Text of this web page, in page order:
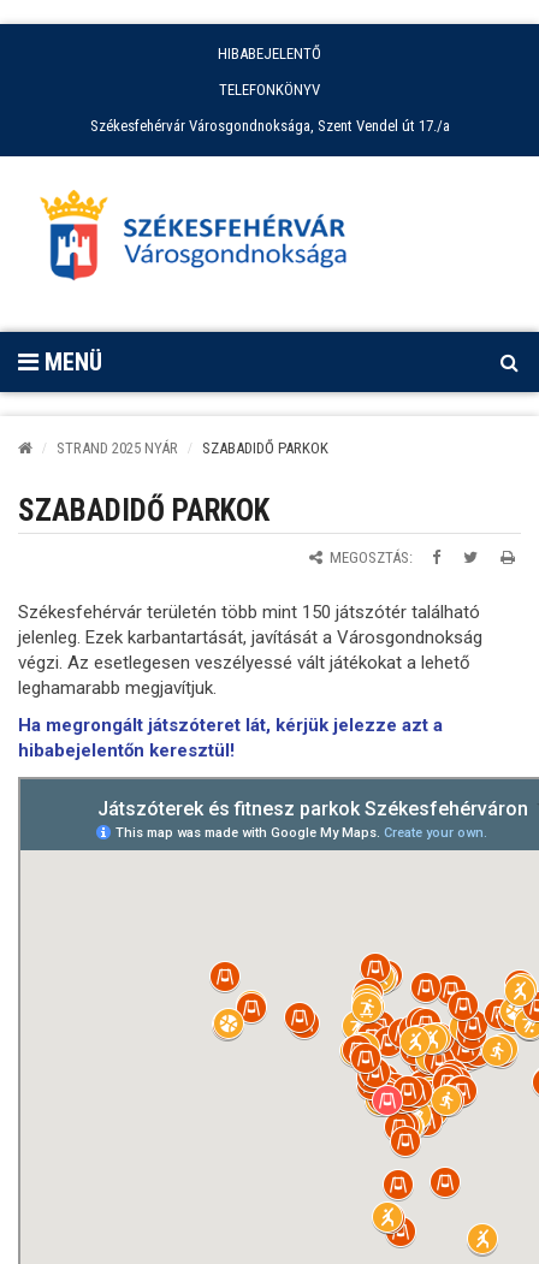
HIBABEJELENTŐ
TELEFONKÖNYV
Székesfehérvár Városgondnoksága, Szent Vendel út 17./a
MENÜ
STRAND 2025 NYÁR SZABADIDŐ PARKOK
SZABADIDŐ PARKOK
MEGOSZTÁS:
Székesfehérvár területén több mint 150 játszótér található
jelenleg. Ezek karbantartását, javítását a Városgondnokság
végzi. Az esetlegesen veszélyessé vált játékokat a lehető
leghamarabb megjavítjuk.
Ha megrongált játszóteret lát, kérjük jelezze azt a
hibabejelentőn keresztül!